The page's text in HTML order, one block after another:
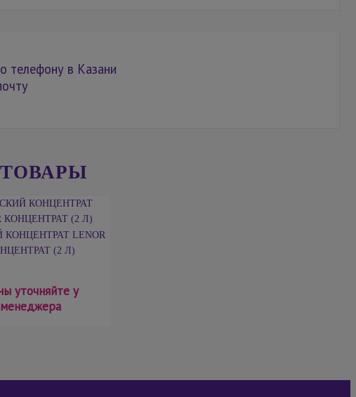
телефону в Казани
КОНЦЕНТРАТ LENOR
(2 Л)
уточняйте у
менеджера